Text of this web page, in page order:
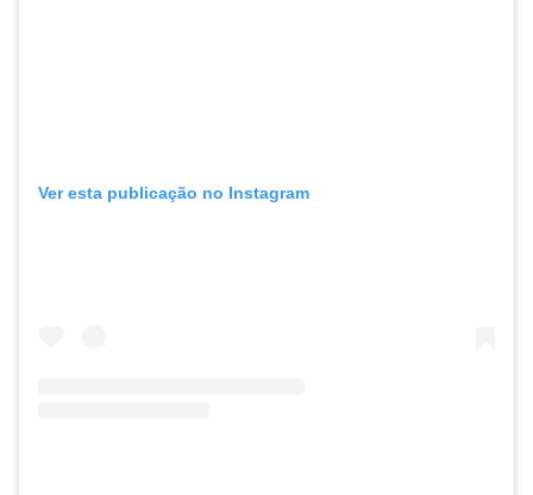
Ver esta publicação no Instagram